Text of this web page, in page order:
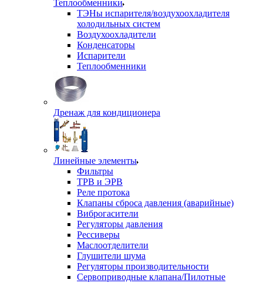
Теплообменники
ТЭНы испарителя/воздухоохладителя
холодильных систем
Воздухоохладители
Конденсаторы
Испарители
Теплообменники
Дренаж для кондиционера
Линейные элементы
Фильтры
ТРВ и ЭРВ
Реле протока
Клапаны сброса давления (аварийные)
Виброгасители
Регуляторы давления
Рессиверы
Маслоотделители
Глушители шума
Регуляторы производительности
Сервоприводные клапана/Пилотные